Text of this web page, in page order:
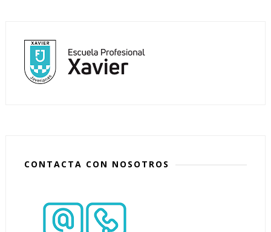
CONTACTA CON NOSOTROS